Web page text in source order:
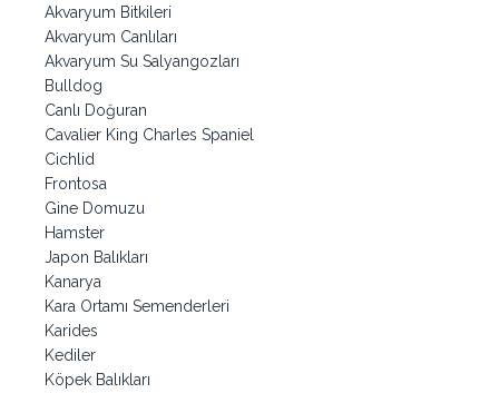
Akvaryum Bitkileri
Akvaryum Canlıları
Akvaryum Su Salyangozları
Bulldog
Canlı Doğuran
Cavalier King Charles Spaniel
Cichlid
Frontosa
Gine Domuzu
Hamster
Japon Balıkları
Kanarya
Kara Ortamı Semenderleri
Karides
Kediler
Köpek Balıkları